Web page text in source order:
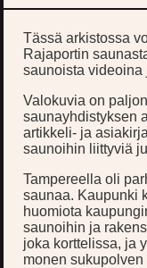
Tässä arkistossa
Rajaportin
saunoista videoina
Valokuvia on
saunayhdistyksen
artikkeli- ja
saunoihin liittyviä
Tampereella oli
saunaa. Kaupunki
huomiota
saunoihin ja
joka korttelissa, ja
monen